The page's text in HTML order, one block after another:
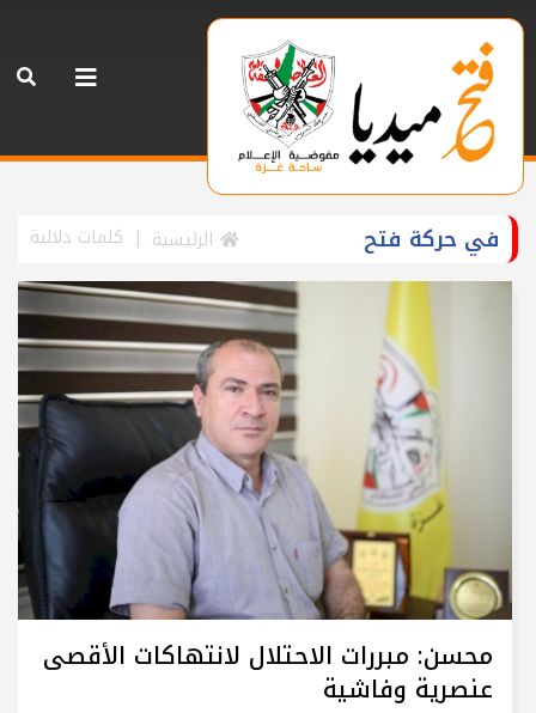
في حركة فتح الرئيسية كلمات دلالية
محسن: مبررات الاحتلال لانتهاكات الأقصى
عنصرية وفاشية